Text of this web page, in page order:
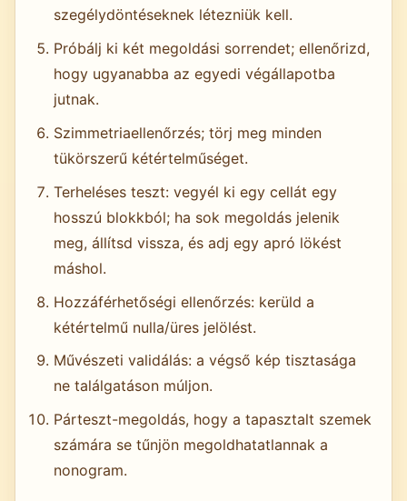
szegélydöntéseknek létezniük kell.
Próbálj ki két megoldási sorrendet; ellenőrizd,
hogy ugyanabba az egyedi végállapotba
jutnak.
Szimmetriaellenőrzés; törj meg minden
tükörszerű kétértelműséget.
Terheléses teszt: vegyél ki egy cellát egy
hosszú blokkból; ha sok megoldás jelenik
meg, állítsd vissza, és adj egy apró lökést
máshol.
Hozzáférhetőségi ellenőrzés: kerüld a
kétértelmű nulla/üres jelölést.
Művészeti validálás: a végső kép tisztasága
ne találgatáson múljon.
Párteszt-megoldás, hogy a tapasztalt szemek
számára se tűnjön megoldhatatlannak a
nonogram.